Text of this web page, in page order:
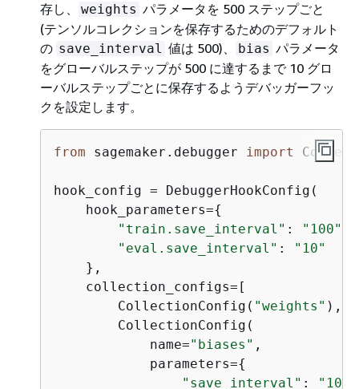
存し、
weights パラメータを 500 ステップごと
(テンソルコレクションを保存するためのデフォルト
の save_interval 値は 500)、 bias パラメータ
をグローバルステップが 500 に達するまで 10 グロ
ーバルステップごとに保存するようデバッガーフッ
クを設定します。
from sagemaker.debugger import
hook_config = DebuggerHookConfig(
    hook_parameters=
{
"train.save_interval" : "100"
"eval.save_interval" :
"10"
    },
    collection_configs=[
        CollectionConfig(
"weights" ),
        CollectionConfig(
            name=
"biases" ,
            parameters=
{
"save_interval" : "10"